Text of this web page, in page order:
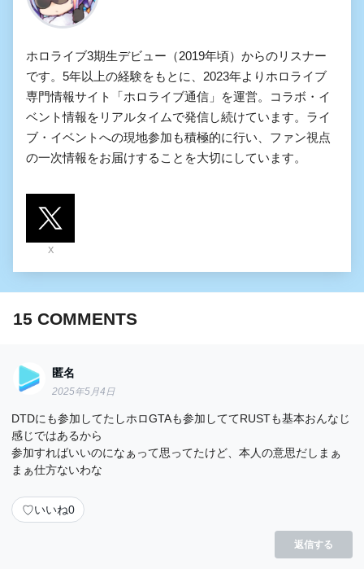
ホロライブ3期生デビュー（2019年頃）からのリスナー
です。5年以上の経験をもとに、2023年よりホロライブ
専門情報サイト「ホロライブ通信」を運営。コラボ・イ
ベント情報をリアルタイムで発信し続けています。ライ
ブ・イベントへの現地参加も積極的に行い、ファン視点
の一次情報をお届けすることを大切にしています。
X
15 COMMENTS
匿名
2025年5月4日
DTDにも参加してたしホロGTAも参加しててRUSTも基本おんなじ
感じではあるから
参加すればいいのになぁって思ってたけど、本人の意思だしまぁ
まぁ仕方ないわな
♡いいね0
返信する